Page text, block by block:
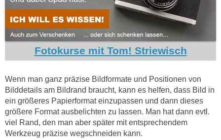
Fotokurse mit Tom! Striewisch
Wenn man ganz präzise Bildformate und Positionen von
Bilddetails am Bildrand braucht, kann es helfen, dass Bild in
ein größeres Papierformat einzupassen und dann dieses
größere Format ausbelichten zu lassen. Man hat dann evtl.
viel Rand, den man aber später mit entsprechendem
Werkzeug präzise wegschneiden kann.